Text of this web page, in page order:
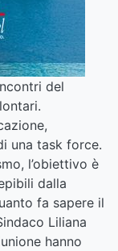
del
una task force.
l’obiettivo è
dalla
fa sapere il
Liliana
hanno